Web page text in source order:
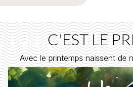
C'EST LE
Avec le printemps naissent de